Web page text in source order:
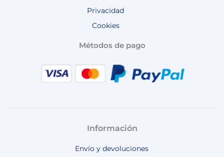
Privacidad
Cookies
Métodos de pago
Información
Envío y devoluciones